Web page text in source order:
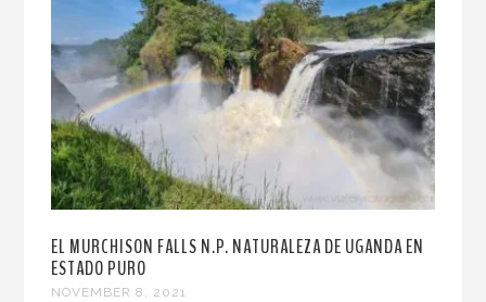
EL MURCHISON FALLS N.P. NATURALEZA DE UGANDA EN
ESTADO PURO
NOVEMBER 8, 2021